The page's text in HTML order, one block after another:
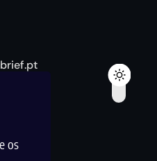
e os